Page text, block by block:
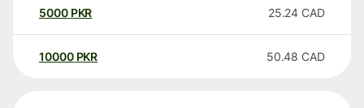
5000 PKR 25.24 CAD
10000 PKR 50.48 CAD